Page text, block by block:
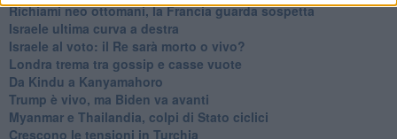
Richiami neo ottomani, la Francia guarda sospetta
Israele ultima curva a destra
Israele al voto: il Re sarà morto o vivo?
Londra trema tra gossip e casse vuote
Da Kindu a Kanyamahoro
Trump è vivo, ma Biden va avanti
Myanmar e Thailandia, colpi di Stato ciclici
Crescono le tensioni in Turchia